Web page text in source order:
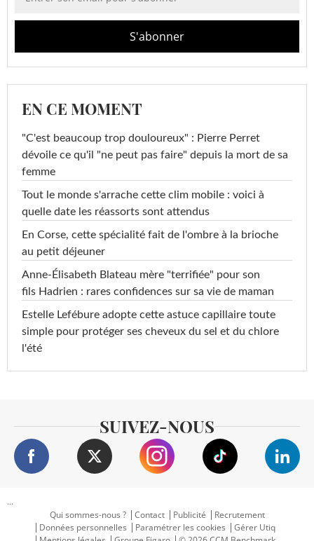
EN CE MOMENT
"C'est beaucoup trop douloureux" : Pierre Perret
dévoile ce qu'il "ne peut pas faire" depuis la mort de sa
femme
Tout le monde s'arrache cette clim mobile : voici à
quelle date les réassorts sont attendus
En Corse, cette spécialité fait de l'ombre à la brioche
au petit déjeuner
Anne-Élisabeth Blateau mère "terrifiée" pour son
fils Hadrien : rares confidences sur sa vie de maman
Estelle Lefébure adopte cette astuce capillaire toute
simple pour protéger ses cheveux du sel et du chlore
l'été
SUIVEZ-NOUS
...
Qui sommes-nous ?
Contact Publicité
Recrutement
Données personnelles
Paramétrer les cookies
Gérer Utiq